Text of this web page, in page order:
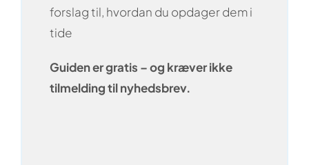
forslag til, hvordan du opdager dem i
tide
Guiden er gratis – og kræver ikke
tilmelding til nyhedsbrev.